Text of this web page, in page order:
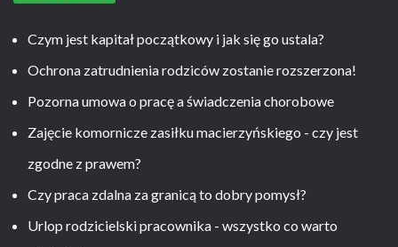
Czym jest kapitał początkowy i jak się go ustala?
Ochrona zatrudnienia rodziców zostanie rozszerzona!
Pozorna umowa o pracę a świadczenia chorobowe
Zajęcie komornicze zasiłku macierzyńskiego - czy jest
zgodne z prawem?
Czy praca zdalna za granicą to dobry pomysł?
Urlop rodzicielski pracownika - wszystko co warto